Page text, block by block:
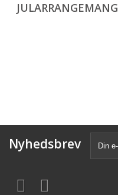
JULARRANGEMANG
Nyhedsbrev